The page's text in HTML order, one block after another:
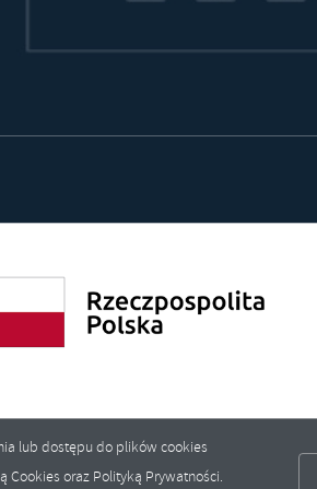
lub dostępu do plików cookies
Cookies oraz Polityką Prywatności.